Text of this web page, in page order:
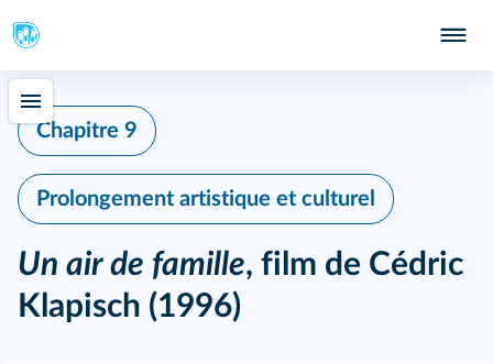
Chapitre 9
Prolongement artistique et culturel
Un air de famille, film de Cédric
Klapisch (1996)